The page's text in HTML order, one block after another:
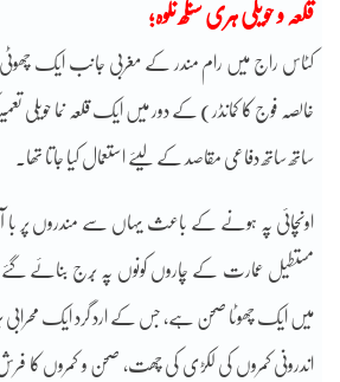
قلعہ و حویلی ہری سنگھ نلوہ؛
کٹاس راج میں رام مندر کے مغربی جانب ایک چھوٹی
خالصہ فوج کا کمانڈر) کے دور میں ایک قلعہ نما حویلی
ساتھ ساتھ دفاعی مقاصد کے لیئے استعمال کیا جاتا تھا۔
اونچائی پہ ہونے کے باعث یہاں سے مندروں پر با
مستطیل عمارت کے چاروں کونوں پہ بُرج بنائے
میں ایک چھوٹا صحن ہے، جس کے ارد گرد ایک محرابی
اندرونی کمروں کی لکڑی کی چھت، صحن و کمروں کا